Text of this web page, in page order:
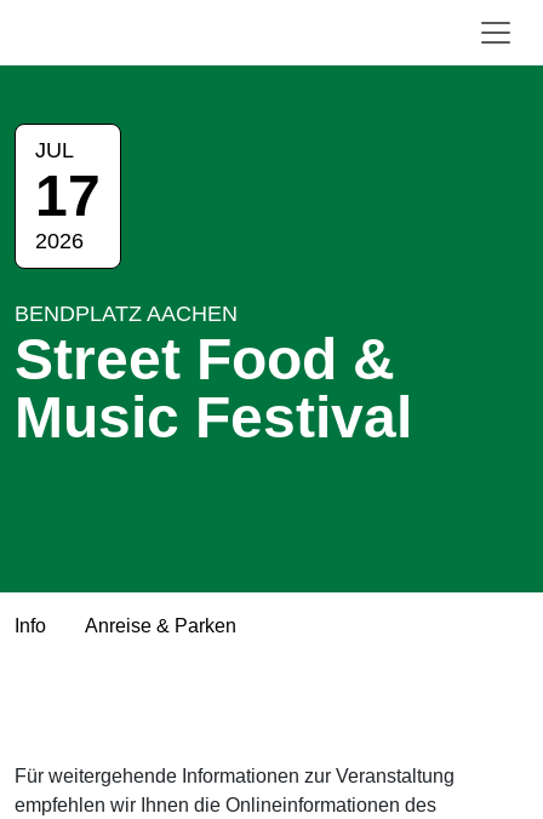
JUL
17
2026
BENDPLATZ AACHEN
Street Food &
Music Festival
Info Anreise & Parken
Für weitergehende Informationen zur Veranstaltung
empfehlen wir Ihnen die Onlineinformationen des